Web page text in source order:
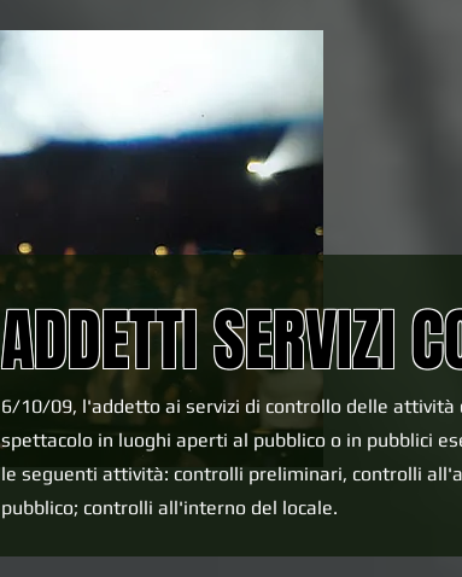
ADDETTI SERVIZI
6/10/09, l'addetto ai servizi di controllo delle
spettacolo in luoghi aperti al pubblico o in pubblici
le seguenti attività: controlli preliminari, controlli
pubblico; controlli all'interno del locale.